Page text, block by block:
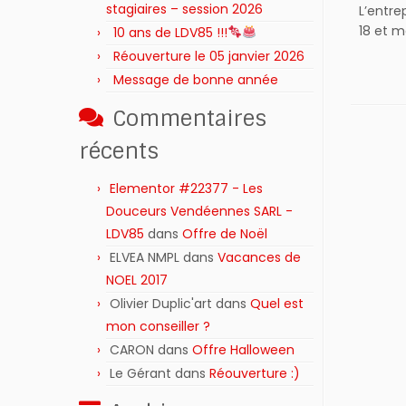
stagiaires – session 2026 ‍‍‍‍‍
10 ans de LDV85 !!!
Réouverture le 05 janvier 2026
Message de bonne année
Commentaires
récents
Elementor #22377 - Les
Douceurs Vendéennes SARL -
LDV85 dans Offre de Noël
ELVEA NMPL dans Vacances de
NOEL 2017
Olivier Duplic'art dans Quel est
mon conseiller ?
CARON dans Offre Halloween
Le Gérant dans Réouverture :)
18 et